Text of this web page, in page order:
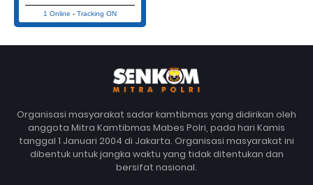
1 Online - Tracking ON
Organisasi masyarakat sadar kamtibmas yang didirikan oleh
anggota Mitra Kamtibmas Mabes Polri, pada hari Kamis
tanggal 1 Januari 2004 di Jakarta. Organisasi masyarakat ini
dibentuk untuk jangka waktu yang tidak ditentukan dan
bersifat nasional.